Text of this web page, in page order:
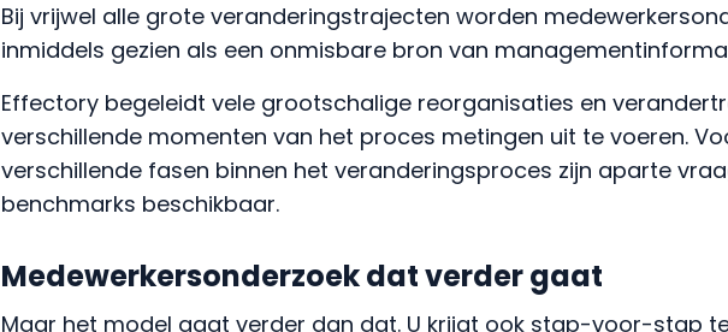
Bij vrijwel alle grote veranderingstrajecten worden
inmiddels gezien als een onmisbare bron van
Effectory begeleidt vele grootschalige reorganisaties en
verschillende momenten van het proces metingen uit te voeren.
verschillende fasen binnen het veranderingsproces zijn aparte
benchmarks beschikbaar.
Medewerkersonderzoek dat verder gaat
Maar het model gaat verder dan dat. U krijgt ook stap-voor-stap